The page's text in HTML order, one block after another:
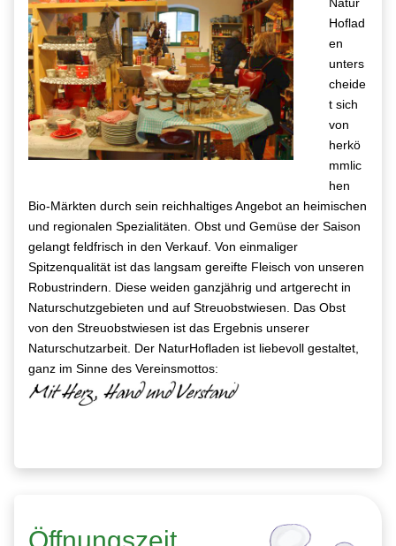
Natur
Hoflad
en
unters
cheide
t sich
von
herkö
mmlic
hen
Bio-Märkten durch sein reichhaltiges Angebot an heimischen
und regionalen Spezialitäten. Obst und Gemüse der Saison
gelangt feldfrisch in den Verkauf. Von einmaliger
Spitzenqualität ist das langsam gereifte Fleisch von unseren
Robustrindern. Diese weiden ganzjährig und artgerecht in
Naturschutzgebieten und auf Streuobstwiesen. Das Obst
von den Streuobstwiesen ist das Ergebnis unserer
Naturschutzarbeit. Der NaturHofladen ist liebevoll gestaltet,
ganz im Sinne des Vereinsmottos: